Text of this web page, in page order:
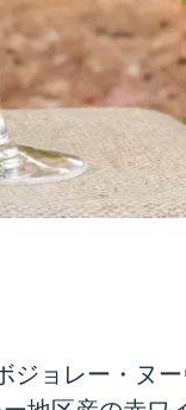
ジョレー・ヌ